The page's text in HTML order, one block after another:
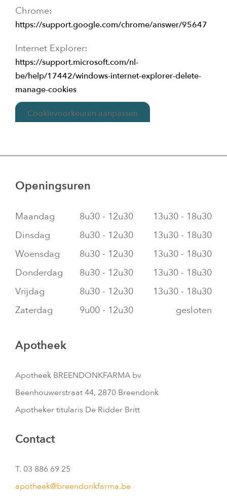
Chrome:
https://support.google.com/chrome/answer/95647
Internet Explorer:
https://support.microsoft.com/nl-
be/help/17442/windows-internet-explorer-delete-
manage-cookies
Cookievoorkeuren aanpassen
Openingsuren
Maandag 8u30 - 12u30
13u30 - 18u30
Dinsdag
8u30 - 12u30
13u30 - 18u30
Woensdag
8u30 - 12u30
13u30 - 18u30
Donderdag
8u30 - 12u30
13u30 - 18u30
Vrijdag
8u30 - 12u30
13u30 - 18u30
Zaterdag
9u00 - 12u30 gesloten
Apotheek
Apotheek BREENDONKFARMA bv
Beenhouwerstraat 44, 2870 Breendonk
Apotheker titularis De Ridder Britt
Contact
T. 03 886 69 25
apotheek@breendonkfarma.be